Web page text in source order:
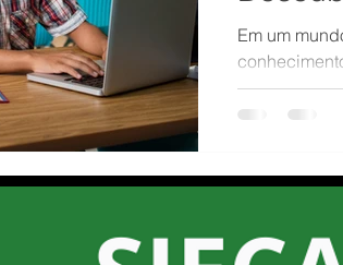
Foco
Em um
vez mais